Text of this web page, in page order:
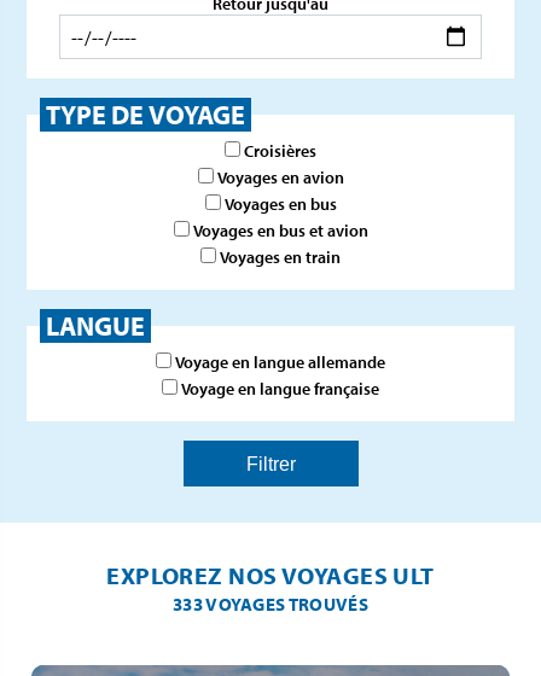
TYPE DE VOYAGE
Croisières
Voyages en avion
Voyages en bus
Voyages en bus et avion
Voyages en train
LANGUE
Voyage en langue allemande
Voyage en langue française
EXPLOREZ NOS VOYAGES ULT
333 VOYAGES TROUVÉS